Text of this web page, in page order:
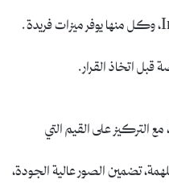
المناسبة لمشروعك. توجد العديد من المنصات المتاحة، مثل Kickstarter وIndiegogo، وكل منها يوفر ميزات فريدة.
اتخاذ القرار.
على القيم التي
تضمين الصور عالية الجودة،